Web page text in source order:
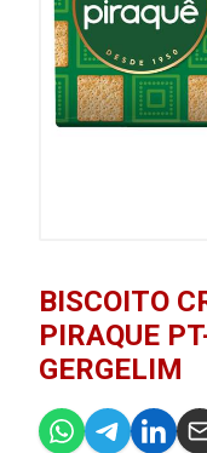
BISCOITO
PIRAQUE
GERGELIM